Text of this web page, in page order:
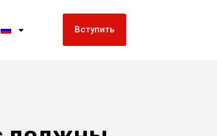
Вступить